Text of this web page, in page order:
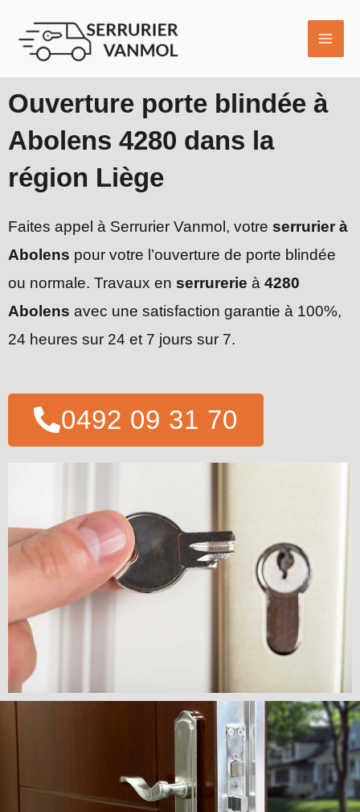
contenu
Ouverture porte blindée à
Abolens 4280 dans la
région Liège
Faites appel à Serrurier Vanmol, votre serrurier à
Abolens pour votre l’ouverture de porte blindée
ou normale. Travaux en serrurerie à 4280
Abolens avec une satisfaction garantie à 100%,
24 heures sur 24 et 7 jours sur 7.
0492 09 31 70